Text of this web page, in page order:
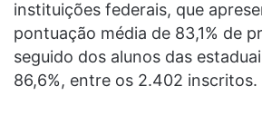
instituições federais, que
pontuação média de 83,1% de
seguido dos alunos das
86,6%, entre os 2.402 inscritos.